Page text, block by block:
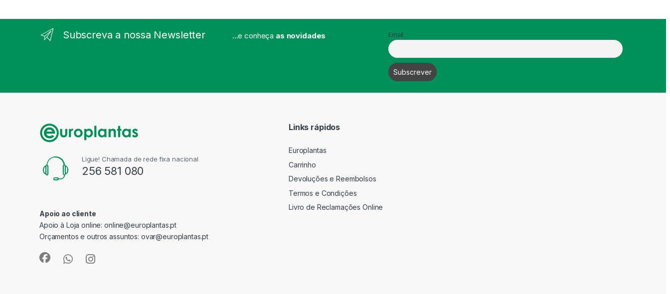
Subscreva a nossa Newsletter ...e conheça as novidades Email
Ligue! Chamada de rede fixa nacional
256 581 080
Apoio ao cliente
Apoio à Loja online:online@europlantas.pt
Orçamentos e outros assuntos: ovar@europlantas.pt
Links rápidos
Europlantas
Carrinho
Devoluções e Reembolsos
Termos e Condições
Livro de Reclamações Online